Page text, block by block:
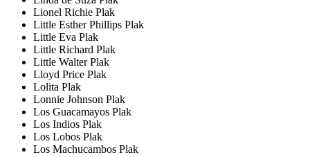
Lionel Richie Plak
Little Esther Phillips Plak
Little Eva Plak
Little Richard Plak
Little Walter Plak
Lloyd Price Plak
Lolita Plak
Lonnie Johnson Plak
Los Guacamayos Plak
Los Indios Plak
Los Lobos Plak
Los Machucambos Plak